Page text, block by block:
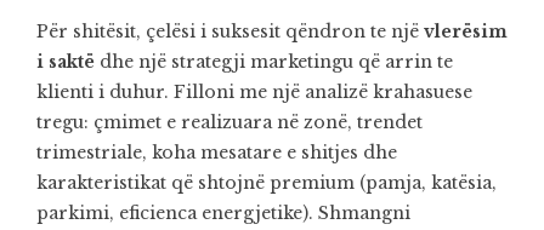
Për shitësit, çelësi i suksesit qëndron te një vlerësim
i saktë dhe një strategji marketingu që arrin te
klienti i duhur. Filloni me një analizë krahasuese
tregu: çmimet e realizuara në zonë, trendet
trimestriale, koha mesatare e shitjes dhe
karakteristikat që shtojnë premium (pamja, katësia,
parkimi, eficienca energjetike). Shmangni